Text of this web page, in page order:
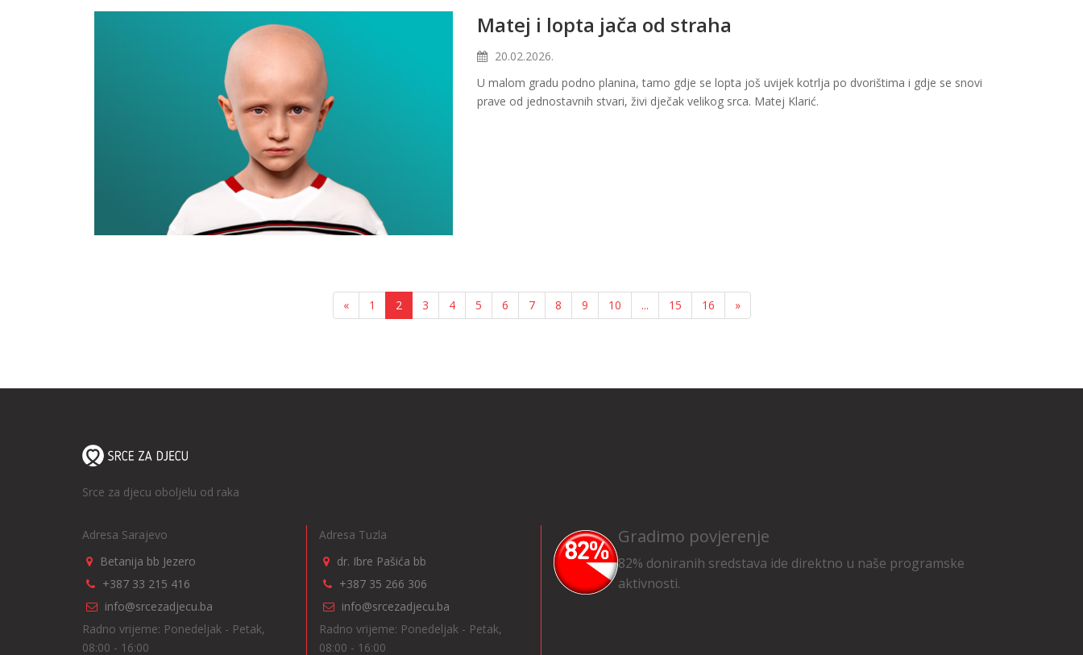
Matej i lopta jača od straha
20.02.2026.
U malom gradu podno planina, tamo gdje se lopta još uvijek kotrlja po dvorištima i gdje se snovi
prave od jednostavnih stvari, živi dječak velikog srca. Matej Klarić.
« 1 2 3 4 5 6 7 8 9 10 ... 15 16 »
Srce za djecu oboljelu od raka
Adresa Sarajevo
Betanija bb Jezero
+387 33 215 416
info@srcezadjecu.ba
Radno vrijeme: Ponedeljak - Petak,
08:00 - 16:00
Adresa Tuzla
dr. Ibre Pašića bb
+387 35 266 306
info@srcezadjecu.ba
Radno vrijeme: Ponedeljak - Petak,
08:00 - 16:00
Gradimo povjerenje
82% doniranih sredstava ide direktno u naše programske
aktivnosti.